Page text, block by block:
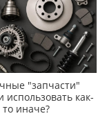
"запчасти"
использовать как-
то иначе?